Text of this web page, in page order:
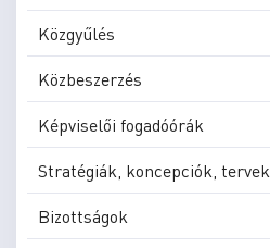
Közgyűlés
Közbeszerzés
Képviselői fogadóórák
Stratégiák, koncepciók, tervek
Bizottságok